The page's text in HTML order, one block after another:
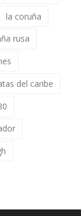
la coruña
rusa
del caribe